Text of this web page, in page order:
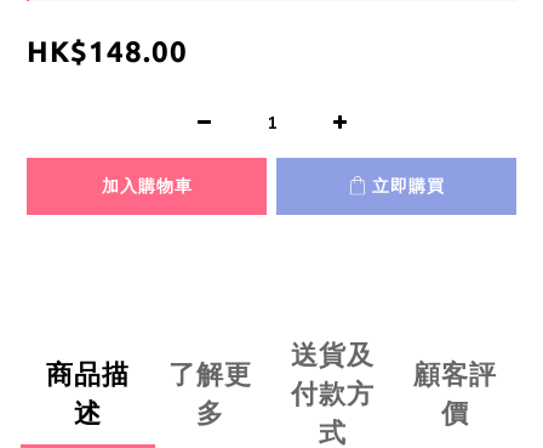
HK$148.00
加入購物車 立即購買
商品描
述
了解更
多
送貨及
付款方
式
顧客評
價